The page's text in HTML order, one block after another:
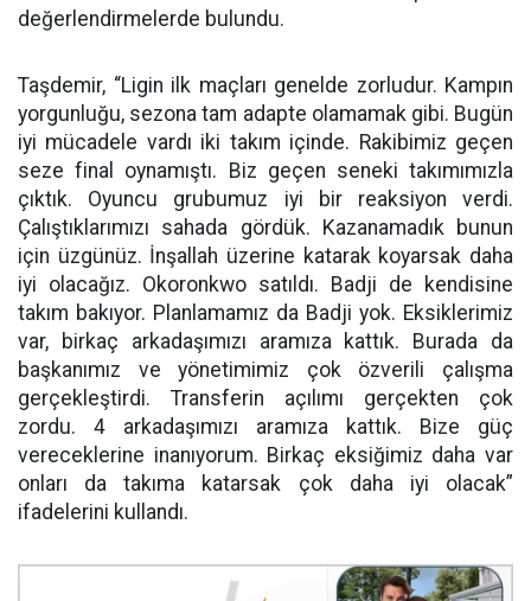
değerlendirmelerde bulundu.
Taşdemir, “Ligin ilk maçları genelde zorludur. Kampın
yorgunluğu, sezona tam adapte olamamak gibi. Bugün
iyi mücadele vardı iki takım içinde. Rakibimiz geçen
seze final oynamıştı. Biz geçen seneki takımımızla
çıktık. Oyuncu grubumuz iyi bir reaksiyon verdi.
Çalıştıklarımızı sahada gördük. Kazanamadık bunun
için üzgünüz. İnşallah üzerine katarak koyarsak daha
iyi olacağız. Okoronkwo satıldı. Badji de kendisine
takım bakıyor. Planlamamız da Badji yok. Eksiklerimiz
var, birkaç arkadaşımızı aramıza kattık. Burada da
başkanımız ve yönetimimiz çok özverili çalışma
gerçekleştirdi. Transferin açılımı gerçekten çok
zordu. 4 arkadaşımızı aramıza kattık. Bize güç
vereceklerine inanıyorum. Birkaç eksiğimiz daha var
onları da takıma katarsak çok daha iyi olacak”
ifadelerini kullandı.